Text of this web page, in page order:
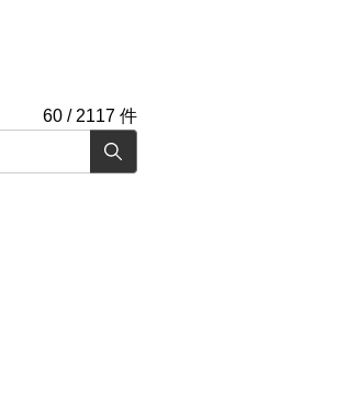
60 / 2117 件